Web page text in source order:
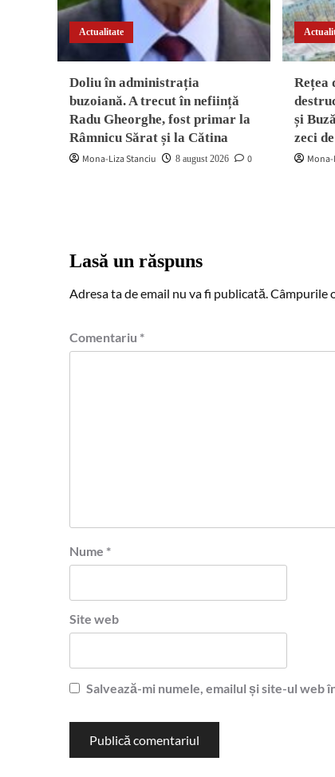
Actualitate
Doliu în administrația
buzoiană. A trecut în neființă
Radu Gheorghe, fost primar la
Râmnicu Sărat și la Cătina
Mona-Liza Stanciu 8 august 2026 0
Rețea
și
zeci
Lasă un răspuns
Adresa ta de email nu va fi publicată.Câmpurile
Comentariu *
Nume *
Site web
Salvează-mi numele, emailul și site-ul web